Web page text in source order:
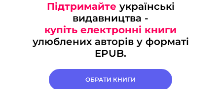
Підтримайте українські
видавництва -
купіть електронні книги
улюблених авторів у форматі
EPUB.
ОБРАТИ КНИГИ